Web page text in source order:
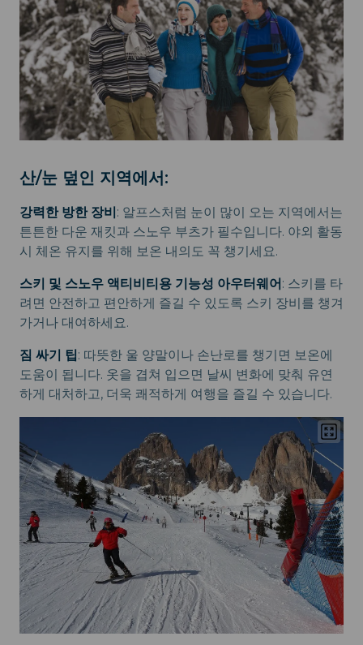
산/눈 덮인 지역에서:
강력한 방한 장비 : 알프스처럼 눈이 많이 오는 지역에서는
튼튼한 다운 재킷과 스노우 부츠가 필수입니다. 야외 활동
시 체온 유지를 위해 보온 내의도 꼭 챙기세요.
스키 및 스노우 액티비티용 기능성 아우터웨어 : 스키를 타
려면 안전하고 편안하게 즐길 수 있도록 스키 장비를 챙겨
가거나 대여하세요.
짐 싸기 팁 : 따뜻한 울 양말이나 손난로를 챙기면 보온에
도움이 됩니다. 옷을 겹쳐 입으면 날씨 변화에 맞춰 유연
하게 대처하고, 더욱 쾌적하게 여행을 즐길 수 있습니다.